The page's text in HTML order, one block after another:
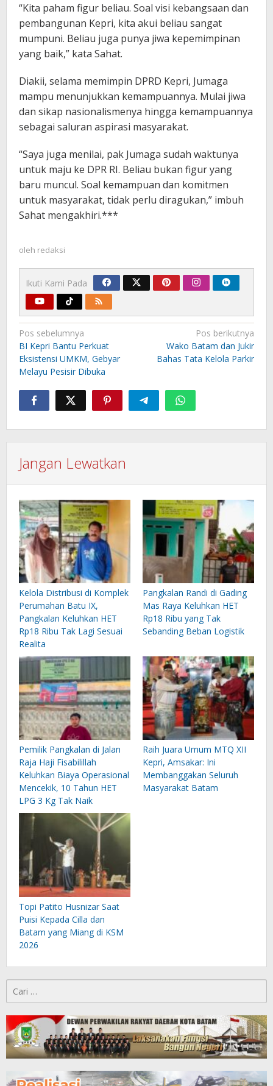
“Kita paham figur beliau. Soal visi kebangsaan dan
pembangunan Kepri, kita akui beliau sangat
mumpuni. Beliau juga punya jiwa kepemimpinan
yang baik,” kata Sahat.
Diakii, selama memimpin DPRD Kepri, Jumaga
mampu menunjukkan kemampuannya. Mulai jiwa
dan sikap nasionalismenya hingga kemampuannya
sebagai saluran aspirasi masyarakat.
“Saya juga menilai, pak Jumaga sudah waktunya
untuk maju ke DPR RI. Beliau bukan figur yang
baru muncul. Soal kemampuan dan komitmen
untuk masyarakat, tidak perlu diragukan,” imbuh
Sahat mengakhiri.***
oleh redaksi
Ikuti Kami Pada
Navigasi
pos
Pos sebelumnya
BI Kepri Bantu Perkuat
Eksistensi UMKM, Gebyar
Melayu Pesisir Dibuka
Pos berikutnya
Wako Batam dan Jukir
Bahas Tata Kelola Parkir
Jangan Lewatkan
Kelola Distribusi di Komplek
Perumahan Batu IX,
Pangkalan Keluhkan HET
Rp18 Ribu Tak Lagi Sesuai
Realita
Pangkalan Randi di Gading
Mas Raya Keluhkan HET
Rp18 Ribu yang Tak
Sebanding Beban Logistik
Pemilik Pangkalan di Jalan
Raja Haji Fisabilillah
Keluhkan Biaya Operasional
Mencekik, 10 Tahun HET
LPG 3 Kg Tak Naik
Raih Juara Umum MTQ XII
Kepri, Amsakar: Ini
Membanggakan Seluruh
Masyarakat Batam
Topi Patito Husnizar Saat
Puisi Kepada Cilla dan
Batam yang Miang di KSM
2026
untuk: